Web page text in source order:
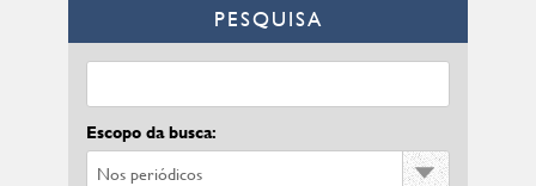
PESQUISA
Escopo da busca: